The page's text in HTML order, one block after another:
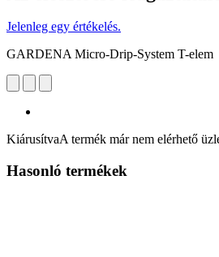
Jelenleg egy értékelés.
GARDENA Micro-Drip-System T-elem
KiárusítvaA termék már nem elérhető
Hasonló termékek